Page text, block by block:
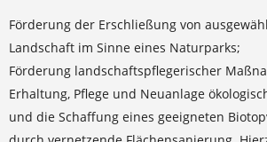
Förderung der Erschließung von
Landschaft im Sinne eines Naturparks;
Förderung landschaftspflegerischer
Erhaltung, Pflege und Neuanlage
und die Schaffung eines geeigneten